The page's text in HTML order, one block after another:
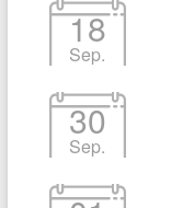
18
Sep.
30
Sep.